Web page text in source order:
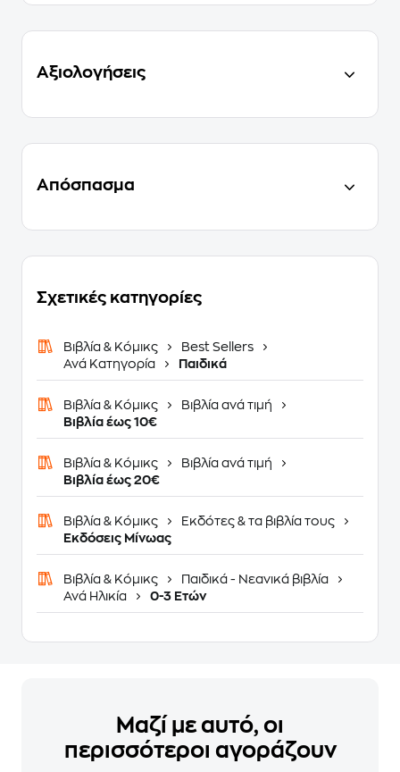
Αξιολογήσεις
Απόσπασμα
Σχετικές κατηγορίες
Βιβλία & Κόμικς
Best Sellers
Ανά Κατηγορία
Παιδικά
Βιβλία & Κόμικς
Βιβλία ανά τιμή
Βιβλία έως 10€
Βιβλία & Κόμικς
Βιβλία ανά τιμή
Βιβλία έως 20€
Βιβλία & Κόμικς
Εκδότες & τα βιβλία τους
Εκδόσεις Μίνωας
Βιβλία & Κόμικς
Παιδικά - Νεανικά βιβλία
Ανά Ηλικία
0-3 Ετών
Μαζί με αυτό, οι
περισσότεροι αγοράζουν